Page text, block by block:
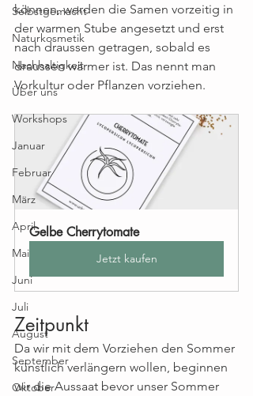
Selbstgemacht
Naturkosmetik
Nachhaltigkeit
Über uns
Workshops
Januar
Februar
März
April
Mai
Juni
Juli
August
September
Oktober
können, werden die Samen vorzeitig in
der warmen Stube angesetzt und erst
nach draussen getragen, sobald es
draussen wärmer ist. Das nennt man
Vorkultur oder Pflanzen vorziehen.
Gelbe Cherrytomate
Jetzt kaufen
Zeitpunkt
Da wir mit dem Vorziehen den Sommer
künstlich verlängern wollen, beginnen
wir die Aussaat bevor unser Sommer